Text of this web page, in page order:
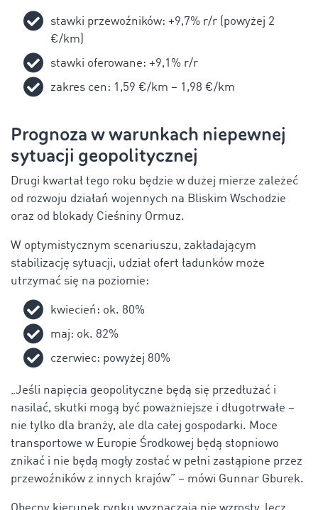
stawki przewoźników: +9,7% r/r (powyżej 2
€/km)
stawki oferowane: +9,1% r/r
zakres cen: 1,59 €/km – 1,98 €/km
Prognoza w warunkach niepewnej
sytuacji geopolitycznej
Drugi kwartał tego roku będzie w dużej mierze zależeć
od rozwoju działań wojennych na Bliskim Wschodzie
oraz od blokady Cieśniny Ormuz.
W optymistycznym scenariuszu, zakładającym
stabilizację sytuacji, udział ofert ładunków może
utrzymać się na poziomie:
kwiecień: ok. 80%
maj: ok. 82%
czerwiec: powyżej 80%
„Jeśli napięcia geopolityczne będą się przedłużać i
nasilać, skutki mogą być poważniejsze i długotrwałe –
nie tylko dla branży, ale dla całej gospodarki. Moce
transportowe w Europie Środkowej będą stopniowo
znikać i nie będą mogły zostać w pełni zastąpione przez
przewoźników z innych krajów” – mówi Gunnar Gburek.